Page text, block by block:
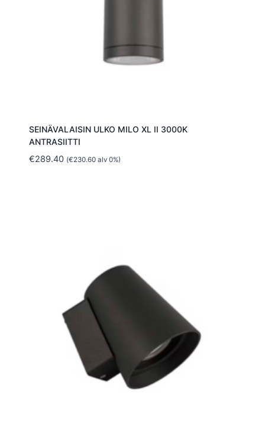
SEINÄVALAISIN ULKO MILO XL II 3000K
ANTRASIITTI
€289.40 (€230.60alv 0%)